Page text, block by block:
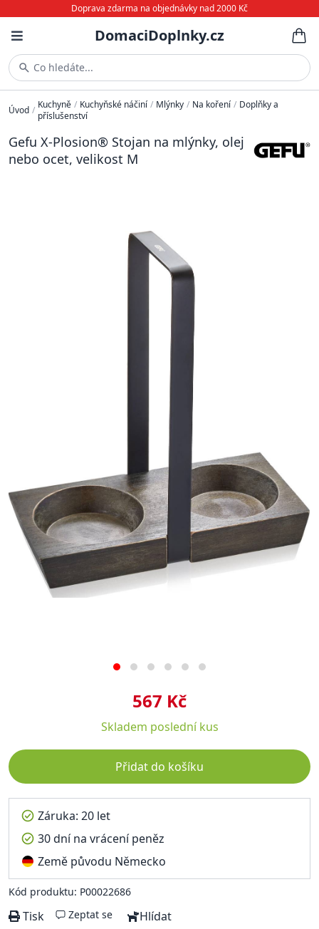
Doprava zdarma na objednávky nad 2000 Kč
DomaciDoplnky.cz
Co hledáte...
Úvod / Kuchyně / Kuchyňské náčiní / Mlýnky / Na koření / Doplňky a
příslušenství
Gefu X-Plosion® Stojan na mlýnky, olej
nebo ocet, velikost M
567 Kč
Skladem poslední kus
Přidat do košíku
Záruka: 20 let
30 dní na vrácení peněz
Země původu Německo
Kód produktu: P00022686
Tisk Zeptat se Hlídat